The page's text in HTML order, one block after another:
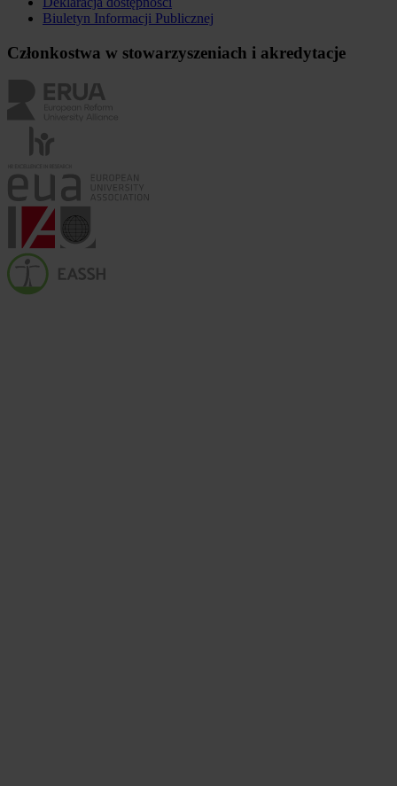
Biuletyn Informacji Publicznej
Członkostwa w stowarzyszeniach i akredytacje